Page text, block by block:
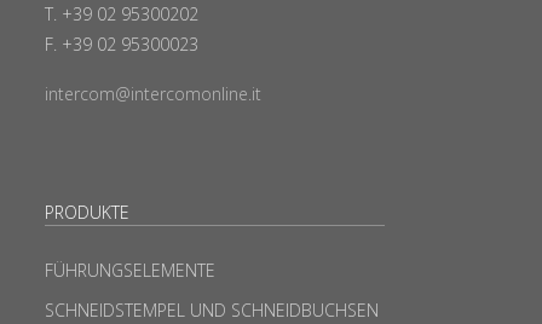
T. +39 02 95300202
F. +39 02 95300023
intercom@intercomonline.it
PRODUKTE
FÜHRUNGSELEMENTE
SCHNEIDSTEMPEL UND SCHNEIDBUCHSEN